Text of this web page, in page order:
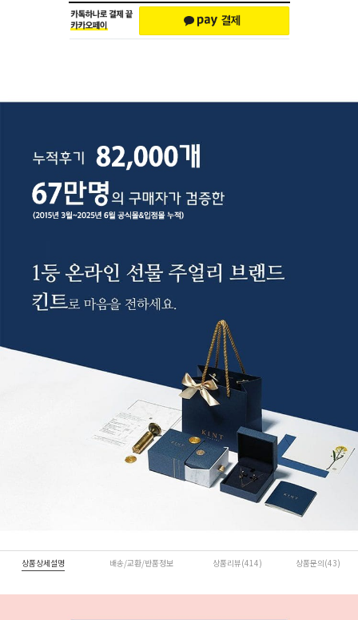
상품상세설명 배송/교환/반품정보 상품리뷰(414) 상품문의(43)